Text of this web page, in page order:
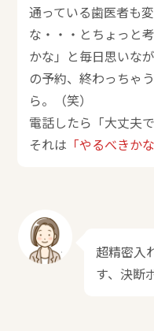
通っている歯医者も
な・・・とちょっと
かな」と毎日思いな
の予約、終わっちゃ
ら。（笑）
電話したら「大丈夫
それは 「やるべきか
超精密入
す、決断